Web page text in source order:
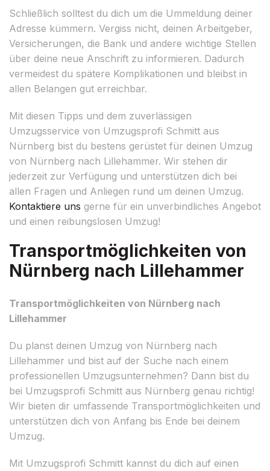
Schließlich solltest du dich um die Ummeldung deiner
Adresse kümmern. Vergiss nicht, deinen Arbeitgeber,
Versicherungen, die Bank und andere wichtige Stellen
über deine neue Anschrift zu informieren. Dadurch
vermeidest du spätere Komplikationen und bleibst in
allen Belangen gut erreichbar.
Mit diesen Tipps und dem zuverlässigen
Umzugsservice von Umzugsprofi Schmitt aus
Nürnberg bist du bestens gerüstet für deinen Umzug
von Nürnberg nach Lillehammer. Wir stehen dir
jederzeit zur Verfügung und unterstützen dich bei
allen Fragen und Anliegen rund um deinen Umzug.
Kontaktiere uns gerne für ein unverbindliches Angebot
und einen reibungslosen Umzug!
Transportmöglichkeiten von
Nürnberg nach Lillehammer
Transportmöglichkeiten von Nürnberg nach
Lillehammer
Du planst deinen Umzug von Nürnberg nach
Lillehammer und bist auf der Suche nach einem
professionellen Umzugsunternehmen? Dann bist du
bei Umzugsprofi Schmitt aus Nürnberg genau richtig!
Wir bieten dir umfassende Transportmöglichkeiten und
unterstützen dich von Anfang bis Ende bei deinem
Umzug.
Mit Umzugsprofi Schmitt kannst du dich auf einen